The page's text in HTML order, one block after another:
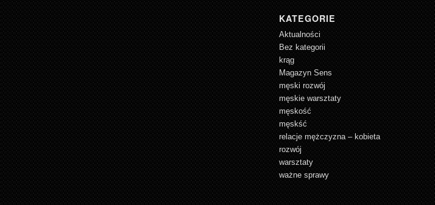
KATEGORIE
Aktualności
Bez kategorii
krąg
Magazyn Sens
męski rozwój
męskie warsztaty
męskość
męskść
relacje mężczyzna – kobieta
rozwój
warsztaty
ważne sprawy